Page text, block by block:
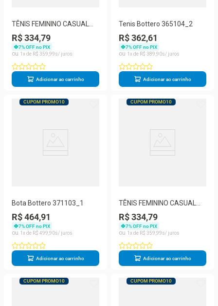
TÊNIS FEMININO CASUAL
BOTSMASH BOTTERO
364902
R$ 334,79
7% OFF no PIX
1
R$ 359 99
Adicionar ao carrinho
Tenis Bottero 365104_2
R$ 362,61
7% OFF no PIX
1
R$ 389 90
Adicionar ao carrinho
CUPOM PROMO10
Bota Bottero 371103_1
R$ 464,91
7% OFF no PIX
1
R$ 499 90
Adicionar ao carrinho
CUPOM PROMO10
TÊNIS FEMININO CASUAL
BOTISLY XXV BOTTERO
370402
R$ 334,79
7% OFF no PIX
1
R$ 359 99
Adicionar ao carrinho
CUPOM PROMO10 CUPOM PROMO10